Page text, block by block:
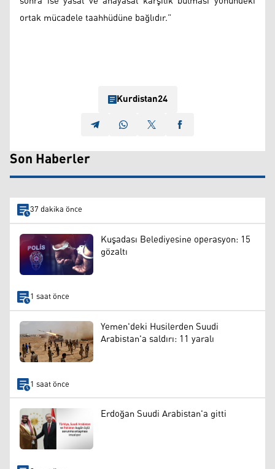
ortak mücadele taahhüdüne bağlıdır.”
Kurdistan24
Son Haberler
37 dakika önce
Kuşadası Belediyesine operasyon: 15
gözaltı
1 saat önce
Yemen'deki Husilerden Suudi
Arabistan'a saldırı: 11 yaralı
1 saat önce
Erdoğan Suudi Arabistan'a gitti